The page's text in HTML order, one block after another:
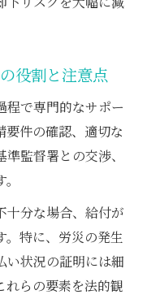
役割と注意点
程で専門的なサポー
要件の確認、適切な
監督署との交渉、
十分な場合、給付が
特に、労災の発生
い状況の証明には細
れらの要素を法的観